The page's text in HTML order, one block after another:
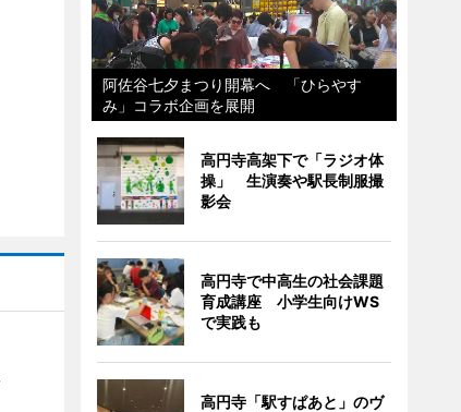
阿佐谷七夕まつり開幕へ 「ひらやす
み」コラボ企画を展開
高円寺高架下で「ラジオ体
操」 生演奏や駅長制服撮
影会
高円寺で中高生の社会課題
育成講座 小学生向けWS
で実践も
高円寺「駅すぱあと」のヴ